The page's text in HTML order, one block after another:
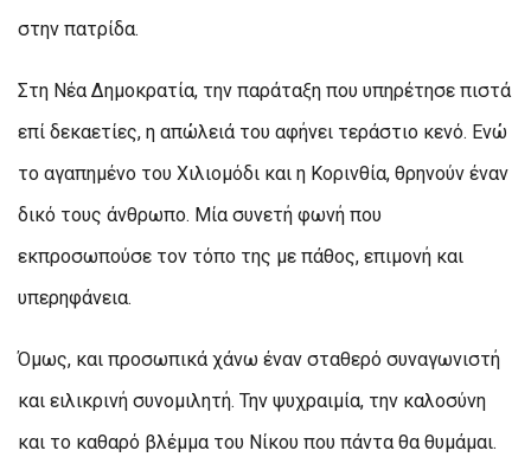
στην πατρίδα.
Στη Νέα Δημοκρατία, την παράταξη που υπηρέτησε πιστά
επί δεκαετίες, η απώλειά του αφήνει τεράστιο κενό. Ενώ
το αγαπημένο του Χιλιομόδι και η Κορινθία, θρηνούν έναν
δικό τους άνθρωπο. Μία συνετή φωνή που
εκπροσωπούσε τον τόπο της με πάθος, επιμονή και
υπερηφάνεια.
Όμως, και προσωπικά χάνω έναν σταθερό συναγωνιστή
και ειλικρινή συνομιλητή. Την ψυχραιμία, την καλοσύνη
και το καθαρό βλέμμα του Νίκου που πάντα θα θυμάμαι.